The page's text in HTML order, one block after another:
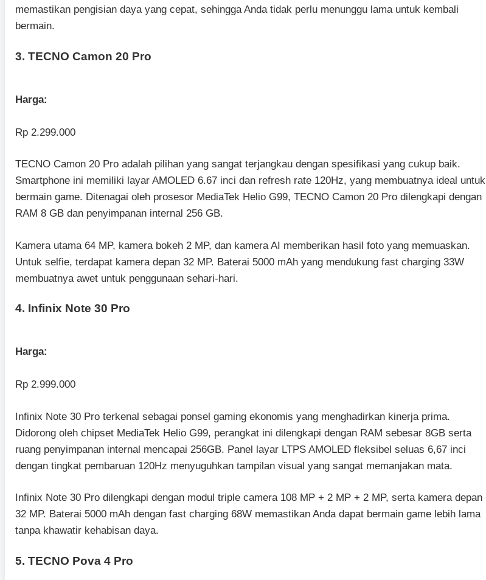
memastikan pengisian daya yang cepat, sehingga Anda tidak perlu menunggu lama untuk kembali
bermain.
3. TECNO Camon 20 Pro
Harga:
Rp 2.299.000
TECNO Camon 20 Pro adalah pilihan yang sangat terjangkau dengan spesifikasi yang cukup baik.
Smartphone ini memiliki layar AMOLED 6.67 inci dan refresh rate 120Hz, yang membuatnya ideal untuk
bermain game. Ditenagai oleh prosesor MediaTek Helio G99, TECNO Camon 20 Pro dilengkapi dengan
RAM 8 GB dan penyimpanan internal 256 GB.
Kamera utama 64 MP, kamera bokeh 2 MP, dan kamera AI memberikan hasil foto yang memuaskan.
Untuk selfie, terdapat kamera depan 32 MP. Baterai 5000 mAh yang mendukung fast charging 33W
membuatnya awet untuk penggunaan sehari-hari.
4. Infinix Note 30 Pro
Harga:
Rp 2.999.000
Infinix Note 30 Pro terkenal sebagai ponsel gaming ekonomis yang menghadirkan kinerja prima.
Didorong oleh chipset MediaTek Helio G99, perangkat ini dilengkapi dengan RAM sebesar 8GB serta
ruang penyimpanan internal mencapai 256GB. Panel layar LTPS AMOLED fleksibel seluas 6,67 inci
dengan tingkat pembaruan 120Hz menyuguhkan tampilan visual yang sangat memanjakan mata.
Infinix Note 30 Pro dilengkapi dengan modul triple camera 108 MP + 2 MP + 2 MP, serta kamera depan
32 MP. Baterai 5000 mAh dengan fast charging 68W memastikan Anda dapat bermain game lebih lama
tanpa khawatir kehabisan daya.
5. TECNO Pova 4 Pro